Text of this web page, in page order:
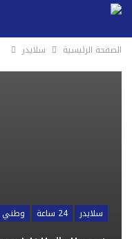
الصفحة الرئيسية سلايدر
سلايدر 24 ساعة وطني